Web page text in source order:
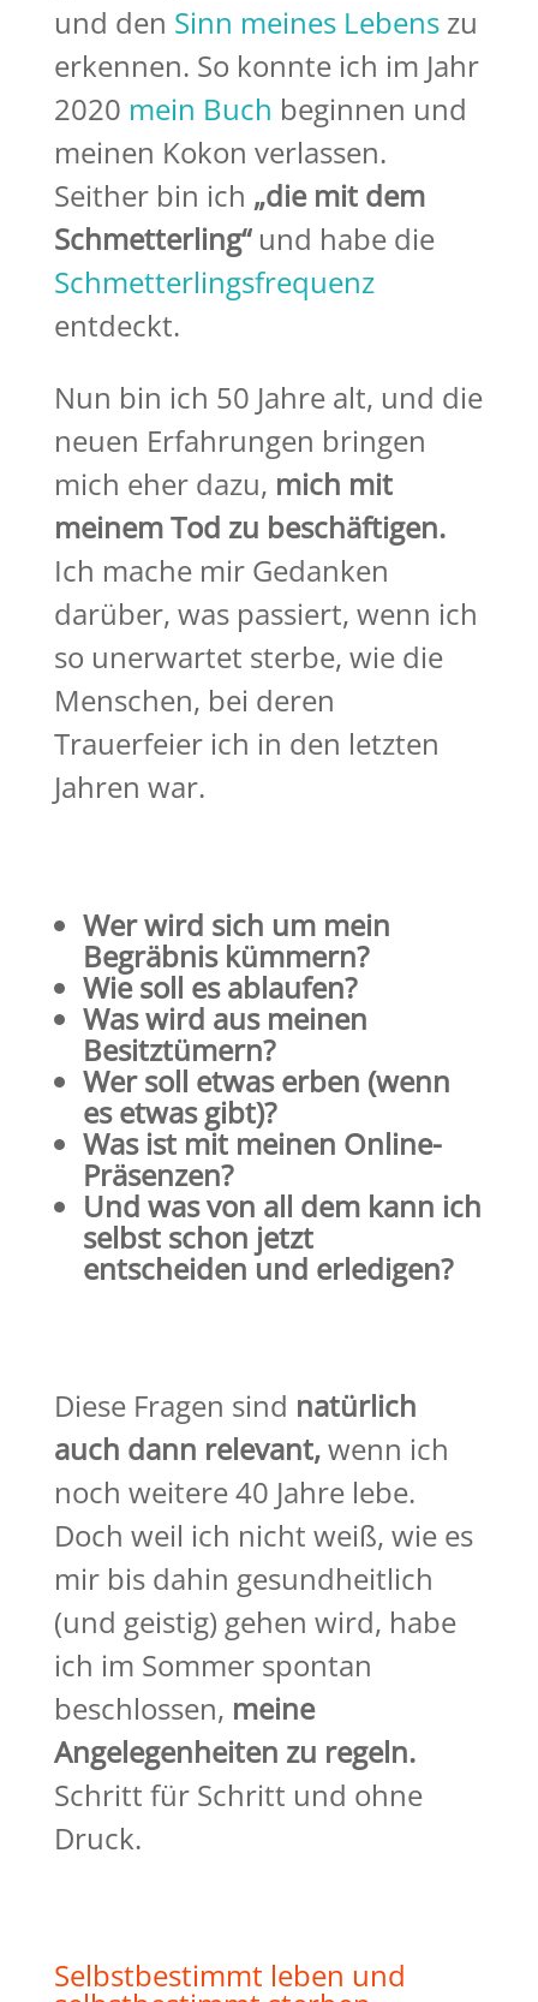
und den Sinn meines Lebenszu
erkennen. So konnte ich im Jahr
2020 mein Buch beginnen und
meinen Kokon verlassen.
Seither bin ich „die mit dem
Schmetterling“und habe die
Schmetterlingsfrequenz
entdeckt.
Nun bin ich 50 Jahre alt, und die
neuen Erfahrungen bringen
mich eher dazu, mich mit
meinem Tod zu beschäftigen.
Ich mache mir Gedanken
darüber, was passiert, wenn ich
so unerwartet sterbe, wie die
Menschen, bei deren
Trauerfeier ich in den letzten
Jahren war.
Wer wird sich um mein
Begräbnis kümmern?
Wie soll es ablaufen?
Was wird aus meinen
Besitztümern?
Wer soll etwas erben (wenn
es etwas gibt)?
Was ist mit meinen Online-
Präsenzen?
Und was von all dem kann ich
selbst schon jetzt
entscheiden und erledigen?
Diese Fragen sind natürlich
auch dann relevant,wenn ich
noch weitere 40 Jahre lebe.
Doch weil ich nicht weiß, wie es
mir bis dahin gesundheitlich
(und geistig) gehen wird, habe
ich im Sommer spontan
beschlossen, meine
Angelegenheiten zu regeln.
Schritt für Schritt und ohne
Druck.
Selbstbestimmt leben und